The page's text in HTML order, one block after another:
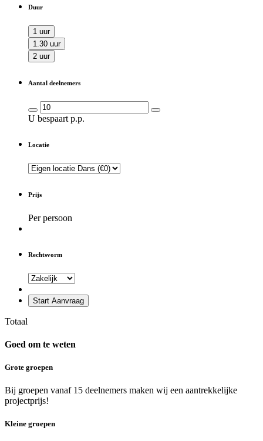
Duur
1 uur
1.30 uur
2 uur
Aantal deelnemers
U bespaart p.p.
Locatie
Prijs
Per persoon
Rechtsvorm
Start Aanvraag
Totaal
Goed om te weten
Grote groepen
Bij groepen vanaf 15 deelnemers maken wij een aantrekkelijke
projectprijs!
Kleine groepen